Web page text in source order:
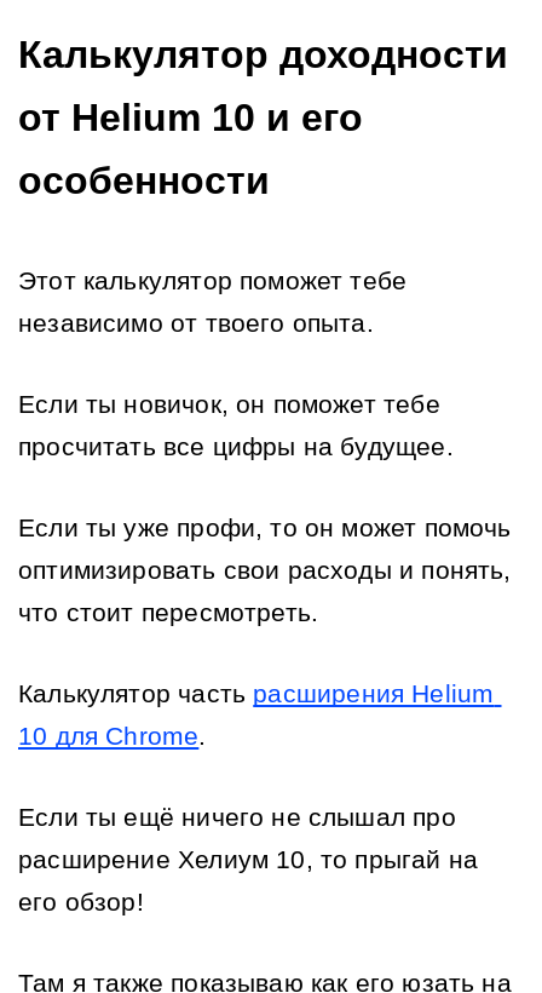
Калькулятор доходности
от Helium 10 и его
особенности
Этот калькулятор поможет тебе
независимо от твоего опыта.
Если ты новичок, он поможет тебе
просчитать все цифры на будущее.
Если ты уже профи, то он может помочь
оптимизировать свои расходы и понять,
что стоит пересмотреть.
Калькулятор часть расширения Helium
10 для Chrome.
Если ты ещё ничего не слышал про
расширение Хелиум 10, то прыгай на
его обзор!
Там я также показываю как его юзать на